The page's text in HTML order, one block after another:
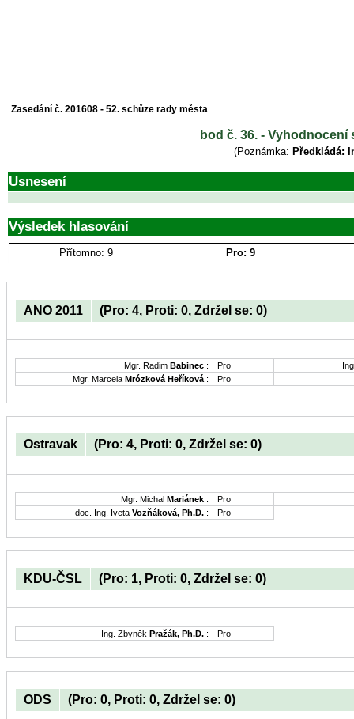
Zasedání č. 201608 - 52. schůze rady města
bod č. 36. -
(Poznámka: Předkládá:
Usnesení
Výsledek hlasování
Přítomno: 9 Pro: 9
ANO 2011 (Pro: 4, Proti: 0, Zdržel se: 0)
Mgr. Radim Babinec : Pro
Mgr. Marcela Mrózková Heříková : Pro
Ostravak (Pro: 4, Proti: 0, Zdržel se: 0)
Mgr. Michal Mariánek :
Pro
doc. Ing. Iveta Vozňáková, Ph.D. : Pro
KDU-ČSL (Pro: 1, Proti: 0, Zdržel se: 0)
Ing. Zbyněk Pražák, Ph.D. : Pro
ODS (Pro: 0, Proti: 0, Zdržel se: 0)